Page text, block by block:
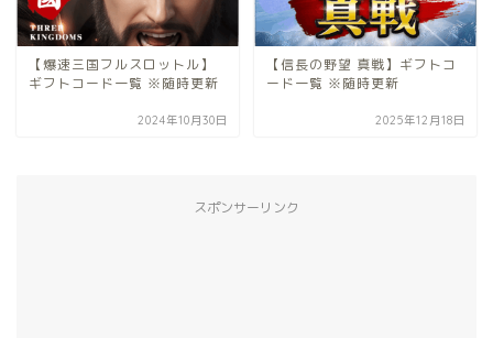
【爆速三国フルスロットル】
ギフトコード一覧 ※随時更新
2024年10月30日
【信長の野望 真戦】ギフトコ
ード一覧 ※随時更新
2025年12月18日
スポンサーリンク